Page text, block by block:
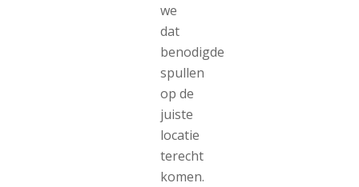
we
dat
benodigde
spullen
op de
juiste
locatie
terecht
komen.